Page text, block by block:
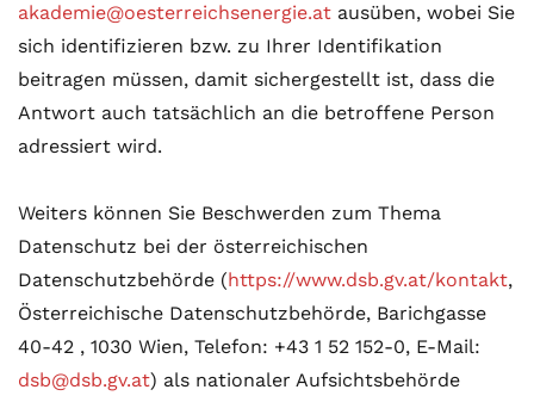
akademie@oesterreichsenergie.at ausüben, wobei Sie
sich identifizieren bzw. zu Ihrer Identifikation
beitragen müssen, damit sichergestellt ist, dass die
Antwort auch tatsächlich an die betroffene Person
adressiert wird.
Weiters können Sie Beschwerden zum Thema
Datenschutz bei der österreichischen
Datenschutzbehörde (https://www.dsb.gv.at/kontakt,
Österreichische Datenschutzbehörde, Barichgasse
40-42 , 1030 Wien, Telefon: +43 1 52 152-0, E-Mail:
dsb@dsb.gv.at) als nationaler Aufsichtsbehörde